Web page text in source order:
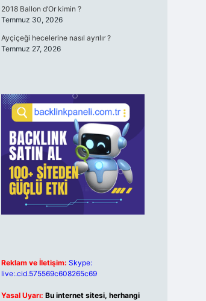
2018 Ballon d’Or kimin ?
Temmuz 30, 2026
Ayçiçeği hecelerine nasıl ayrılır ?
Temmuz 27, 2026
Reklam ve İletişim: Skype:
live:.cid.575569c608265c69
Yasal Uyarı: Bu internet sitesi, herhangi